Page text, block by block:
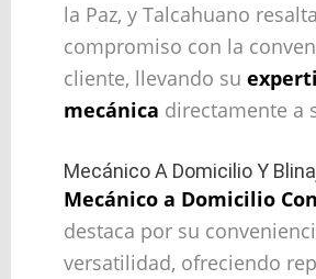
la Paz, y Talcahuano
compromiso con la
cliente, llevando su
mecánica directamente a
Mecánico A Domicilio Y
Mecánico a Domicilio
destaca por su
versatilidad, ofreciendo